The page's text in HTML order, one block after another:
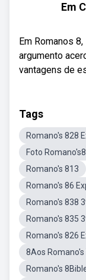
Em
Em Romanos
argumento
vantagens de
Tags
Romano's 828
Foto Romano's8
Romano's 813
Romano's 86
Romano's 838
Romano's 835
Romano's 826
8Aos
Romano's